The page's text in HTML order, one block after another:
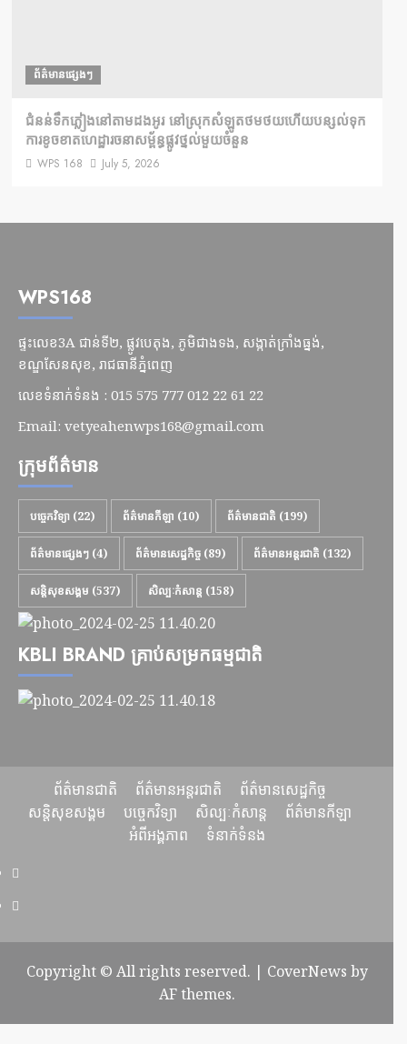
ព័ត៌មានផ្សេងៗ
ជំនន់​ទឹកភ្លៀង​នៅ​តាម​ដងអូរ​ នៅ​ស្រុក​សំឡូត​ថមថយ​ហើយ​បន្សល់​ទុក​
ការ​ខូចខាត​ហេដ្ឋារចនាសម្ព័ន្ធ​ផ្លូវថ្នល់​មួយ​ចំនួន
WPS 168 July 5, 2026
WPS168
ផ្ទះលេខ3A ជាន់ទី២, ផ្លូវបេតុង, ភូមិជាងទង, សង្កាត់ក្រាំងធ្នង់,
ខណ្ឌសែនសុខ, រាជធានីភ្នំពេញ
លេខទំនាក់ទំនង : 015 575 777 012 22 61 22
Email: vetyeahenwps168@gmail.com
ក្រុមព័ត៌មាន
បច្ចេកវិទ្យា (22) ព័ត៌មានកីឡា (10) ព័ត៌មានជាតិ (199)
ព័ត៌មានផ្សេងៗ (4) ព័ត៌មានសេដ្ឋកិច្ច (89) ព័ត៌មានអន្តរជាតិ (132)
សន្តិសុខសង្គម (537) សិល្បៈកំសាន្ត (158)
KBLI BRAND គ្រាប់សម្រកធម្មជាតិ
ព័ត៌មានជាតិ ព័ត៌មានអន្តរជាតិ
ព័ត៌មានសេដ្ឋកិច្ច
សន្តិសុខសង្គម
បច្ចេកវិទ្យា សិល្បៈកំសាន្ត
ព័ត៌មានកីឡា
អំពីអង្គភាព
ទំនាក់ទំនង
Copyright © All rights reserved. | CoverNews by
AF themes.